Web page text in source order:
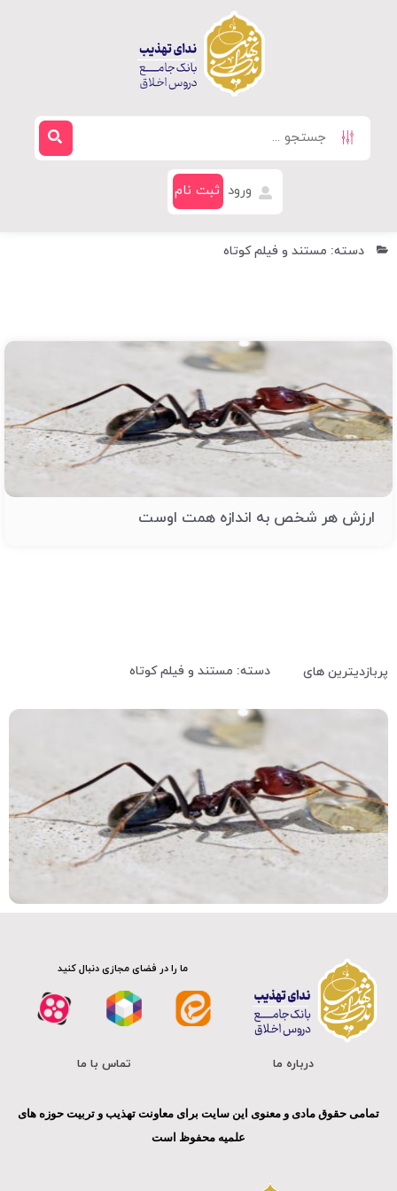
ورود ثبت نام
دسته: مستند و فیلم کوتاه
ارزش هر شخص به اندازه همت اوست
پربازدیترین های دسته: مستند و فیلم کوتاه
ما را در فضای مجازی دنبال کنید
درباره ما تماس با ما
تمامی حقوق مادی و معنوی این سایت برای معاونت تهذیب و تربیت حوزه های
علمیه محفوظ است